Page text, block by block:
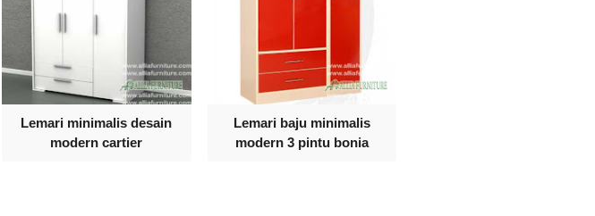
Lemari minimalis desain
modern cartier
Lemari baju minimalis
modern 3 pintu bonia